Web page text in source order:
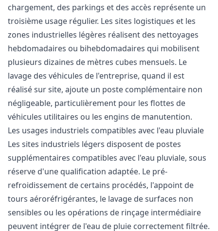
chargement, des parkings et des accès représente un
troisième usage régulier. Les sites logistiques et les
zones industrielles légères réalisent des nettoyages
hebdomadaires ou bihebdomadaires qui mobilisent
plusieurs dizaines de mètres cubes mensuels. Le
lavage des véhicules de l'entreprise, quand il est
réalisé sur site, ajoute un poste complémentaire non
négligeable, particulièrement pour les flottes de
véhicules utilitaires ou les engins de manutention.
Les usages industriels compatibles avec l'eau pluviale
Les sites industriels légers disposent de postes
supplémentaires compatibles avec l'eau pluviale, sous
réserve d'une qualification adaptée. Le pré-
refroidissement de certains procédés, l'appoint de
tours aéroréfrigérantes, le lavage de surfaces non
sensibles ou les opérations de rinçage intermédiaire
peuvent intégrer de l'eau de pluie correctement filtrée.